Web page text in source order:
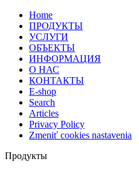
Home
ПРОДУКТЫ
УСЛУГИ
ОБЪЕКТЫ
ИНФOРМАЦИЯ
О НАС
КОНТАКТЫ
E-shop
Search
Articles
Privacy Policy
Zmeniť cookies nastavenia
Продукты